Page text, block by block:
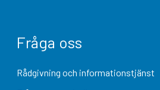
Fråga oss
Rådgivning och informationstjänst